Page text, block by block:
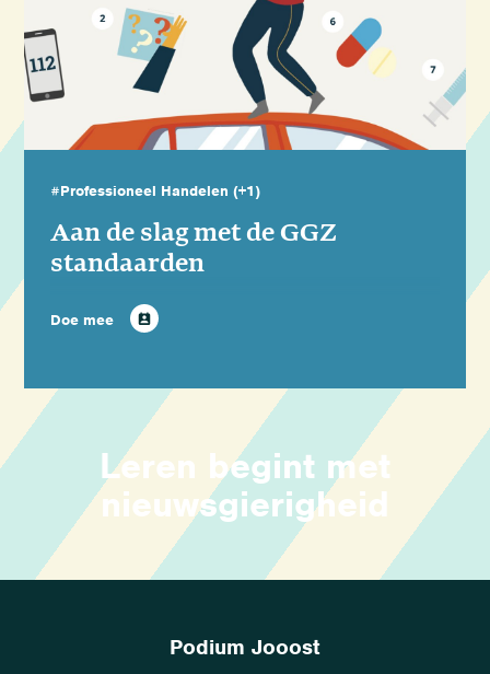
#Professioneel Handelen(+1)
Aan de slag met de GGZ
standaarden
Doe mee
Leren begint met
nieuwsgierigheid
Podium Jooost